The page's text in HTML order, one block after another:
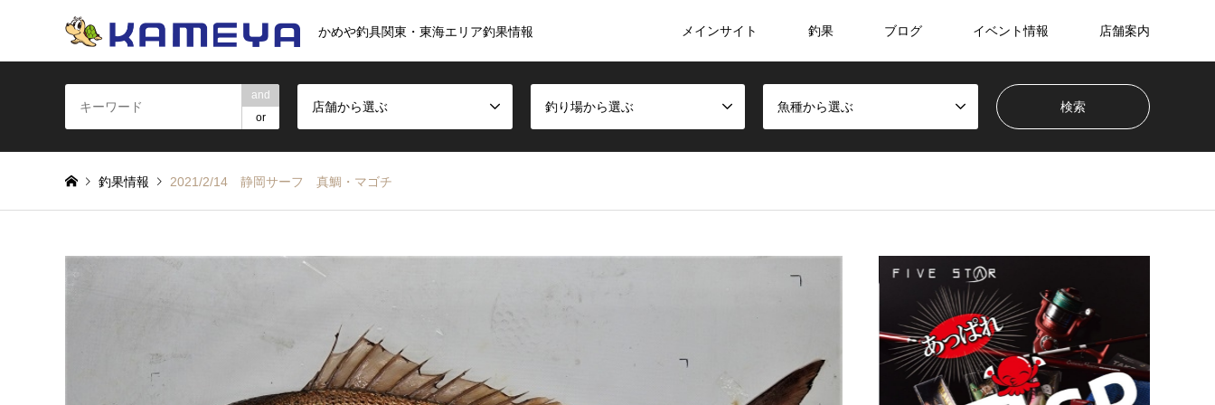
かめや釣具関東・東海エリア釣果情報 メインサイト 釣果 ブログ イベント情報 店舗案内
and
or
店舗から選ぶ 釣り場から選ぶ 魚種から選ぶ
釣果情報 2021/2/14 静岡サーフ 真鯛・マゴチ